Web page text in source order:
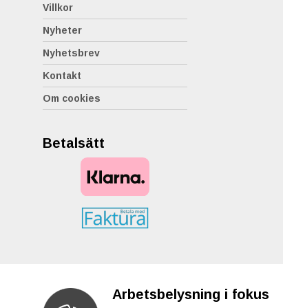
Villkor
Nyheter
Nyhetsbrev
Kontakt
Om cookies
Betalsätt
Arbetsbelysning i fokus